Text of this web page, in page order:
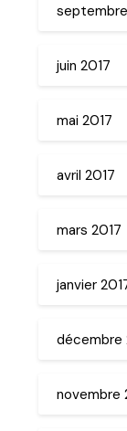
juin 2017
mai 2017
avril 2017
mars 2017
janvier
décembre
novembre